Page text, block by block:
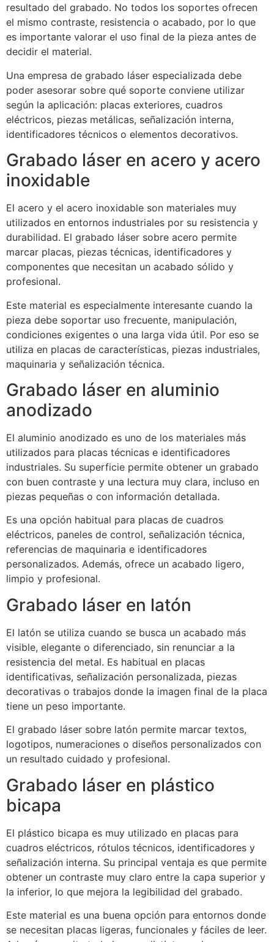
resultado del grabado. No todos los soportes ofrecen
el mismo contraste, resistencia o acabado, por lo que
es importante valorar el uso final de la pieza antes de
decidir el material.
Una empresa de grabado láser especializada debe
poder asesorar sobre qué soporte conviene utilizar
según la aplicación: placas exteriores, cuadros
eléctricos, piezas metálicas, señalización interna,
identificadores técnicos o elementos decorativos.
Grabado láser en acero y acero
inoxidable
El acero y el acero inoxidable son materiales muy
utilizados en entornos industriales por su resistencia y
durabilidad. El grabado láser sobre acero permite
marcar placas, piezas técnicas, identificadores y
componentes que necesitan un acabado sólido y
profesional.
Este material es especialmente interesante cuando la
pieza debe soportar uso frecuente, manipulación,
condiciones exigentes o una larga vida útil. Por eso se
utiliza en placas de características, piezas industriales,
maquinaria y señalización técnica.
Grabado láser en aluminio
anodizado
El aluminio anodizado es uno de los materiales más
utilizados para placas técnicas e identificadores
industriales. Su superficie permite obtener un grabado
con buen contraste y una lectura muy clara, incluso en
piezas pequeñas o con información detallada.
Es una opción habitual para placas de cuadros
eléctricos, paneles de control, señalización técnica,
referencias de maquinaria e identificadores
personalizados. Además, ofrece un acabado ligero,
limpio y profesional.
Grabado láser en latón
El latón se utiliza cuando se busca un acabado más
visible, elegante o diferenciado, sin renunciar a la
resistencia del metal. Es habitual en placas
identificativas, señalización personalizada, piezas
decorativas o trabajos donde la imagen final de la placa
tiene un peso importante.
El grabado láser sobre latón permite marcar textos,
logotipos, numeraciones o diseños personalizados con
un resultado cuidado y profesional.
Grabado láser en plástico
bicapa
El plástico bicapa es muy utilizado en placas para
cuadros eléctricos, rótulos técnicos, identificadores y
señalización interna. Su principal ventaja es que permite
obtener un contraste muy claro entre la capa superior y
la inferior, lo que mejora la legibilidad del grabado.
Este material es una buena opción para entornos donde
se necesitan placas ligeras, funcionales y fáciles de leer.